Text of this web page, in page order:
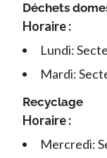
Déchets
Horaire :
Lundi:
Mardi:
Recyclage
Horaire :
Mercredi: